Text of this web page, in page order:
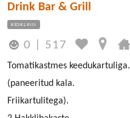
Drink Bar & Grill
KESKLINN
0 517
Tomatikastmes keedukartuliga.
(paneeritud kala.
Friikartulitega).